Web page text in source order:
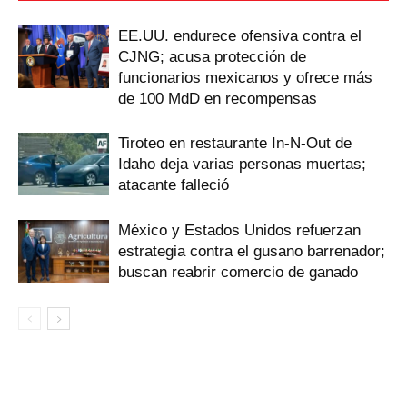
EE.UU. endurece ofensiva contra el
CJNG; acusa protección de
funcionarios mexicanos y ofrece más
de 100 MdD en recompensas
Tiroteo en restaurante In-N-Out de
Idaho deja varias personas muertas;
atacante falleció
México y Estados Unidos refuerzan
estrategia contra el gusano barrenador;
buscan reabrir comercio de ganado